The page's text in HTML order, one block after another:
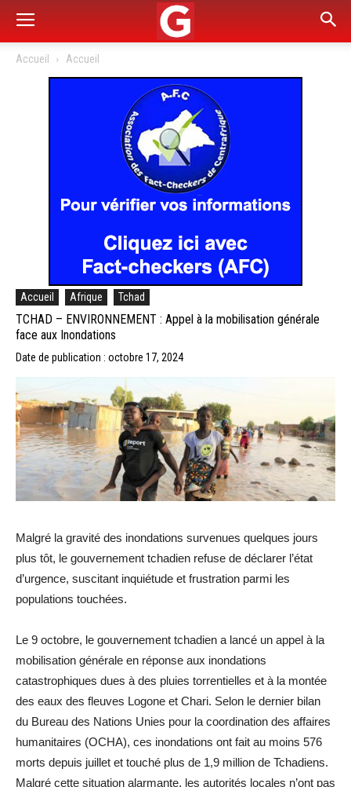
Accueil Accueil
Accueil Afrique Tchad
TCHAD – ENVIRONNEMENT : Appel à la mobilisation générale
face aux Inondations
Date de publication : octobre 17, 2024
Malgré la gravité des inondations survenues quelques jours
plus tôt, le gouvernement tchadien refuse de déclarer l’état
d’urgence, suscitant inquiétude et frustration parmi les
populations touchées.
Le 9 octobre, le gouvernement tchadien a lancé un appel à la
mobilisation générale en réponse aux inondations
catastrophiques dues à des pluies torrentielles et à la montée
des eaux des fleuves Logone et Chari. Selon le dernier bilan
du Bureau des Nations Unies pour la coordination des affaires
humanitaires (OCHA), ces inondations ont fait au moins 576
morts depuis juillet et touché plus de 1,9 million de Tchadiens.
Malgré cette situation alarmante, les autorités locales n’ont pas